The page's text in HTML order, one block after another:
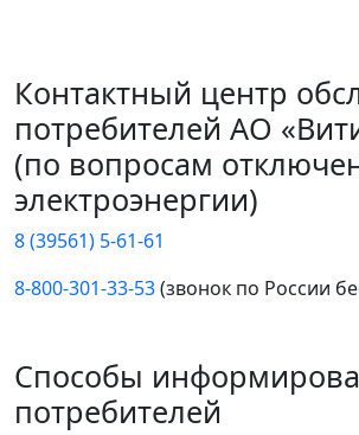
Контактный центр
потребителей АО
(по вопросам
электроэнергии)
8 (39561) 5-61-61
8-800-301-33-53(звонок по России
Способы
потребителей